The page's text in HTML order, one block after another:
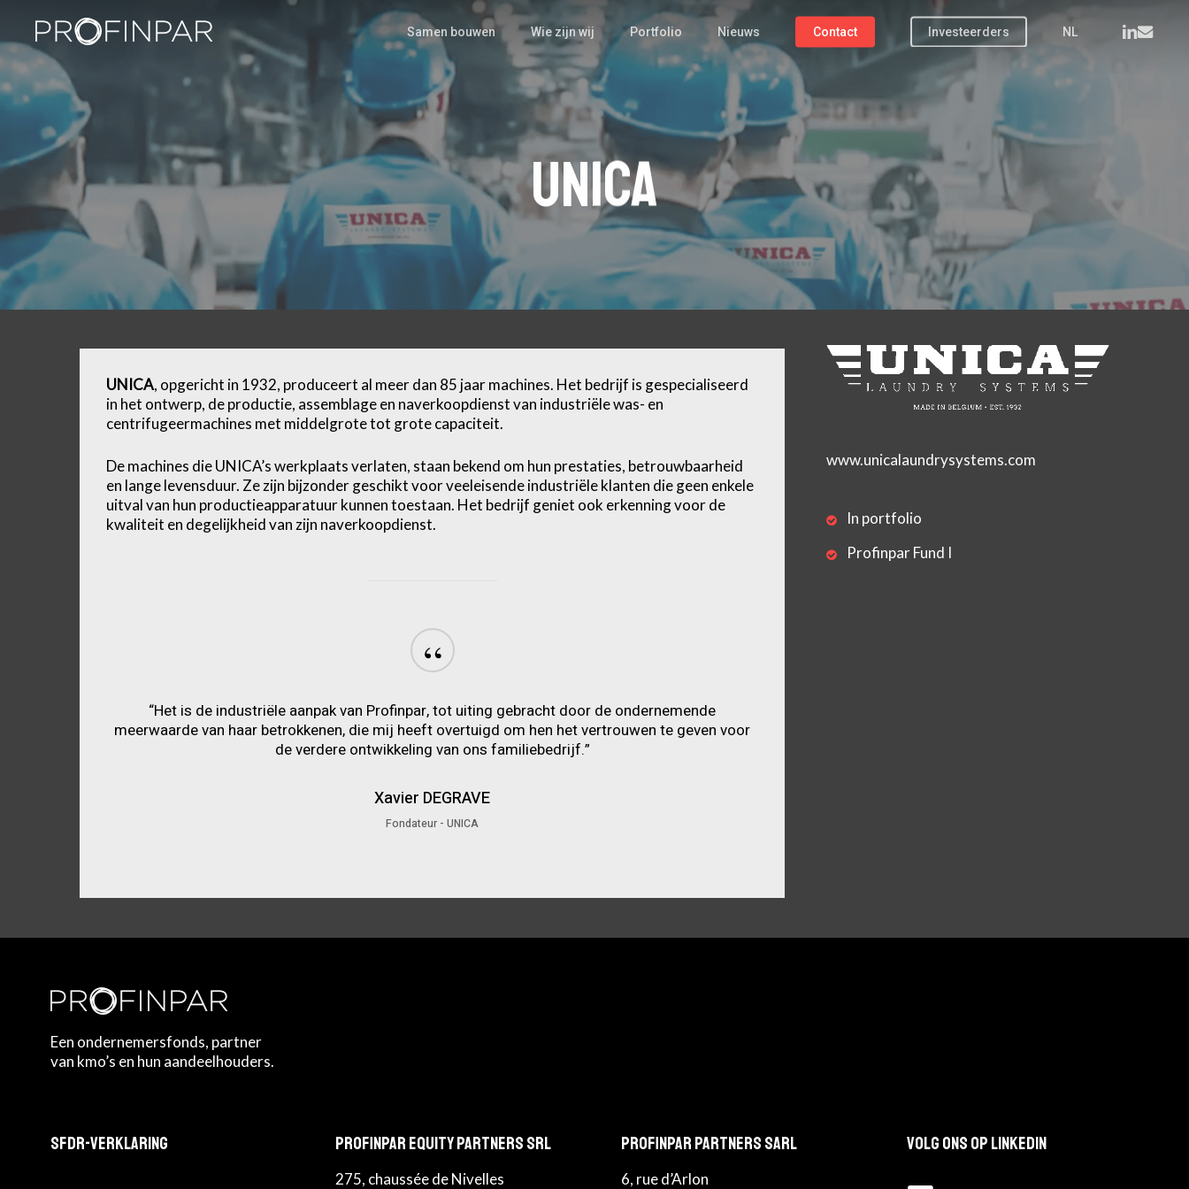
to
main
content
Samen bouwen Wie zijn wij Portfolio Nieuws Contact Investeerders NL linkedin
email
Unica
UNICA, opgericht in 1932, produceert al meer dan 85 jaar machines. Het bedrijf is gespecialiseerd
in het ontwerp, de productie, assemblage en naverkoopdienst van industriële was- en
centrifugeermachines met middelgrote tot grote capaciteit.
De machines die UNICA’s werkplaats verlaten, staan bekend om hun prestaties, betrouwbaarheid
en lange levensduur. Ze zijn bijzonder geschikt voor veeleisende industriële klanten die geen enkele
uitval van hun productieapparatuur kunnen toestaan. Het bedrijf geniet ook erkenning voor de
kwaliteit en degelijkheid van zijn naverkoopdienst.
“
“Het is de industriële aanpak van Profinpar, tot uiting gebracht door de ondernemende
meerwaarde van haar betrokkenen, die mij heeft overtuigd om hen het vertrouwen te geven voor
de verdere ontwikkeling van ons familiebedrijf.”
Xavier DEGRAVE
Fondateur - UNICA
www.unicalaundrysystems.com
In portfolio
Profinpar Fund I
Een ondernemersfonds, partner
van kmo’s en hun aandeelhouders.
SFDR-Verklaring Profinpar Equity Partners srl
275, chaussée de Nivelles
Profinpar Partners sarl
6, rue d’Arlon
Volg ons op LinkedIn